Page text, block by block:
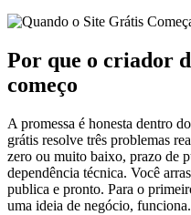
Por que o criador
começo
A promessa é honesta dentro
grátis resolve três problemas
zero ou muito baixo, prazo de
dependência técnica. Você
publica e pronto. Para o
uma ideia de negócio, funciona.